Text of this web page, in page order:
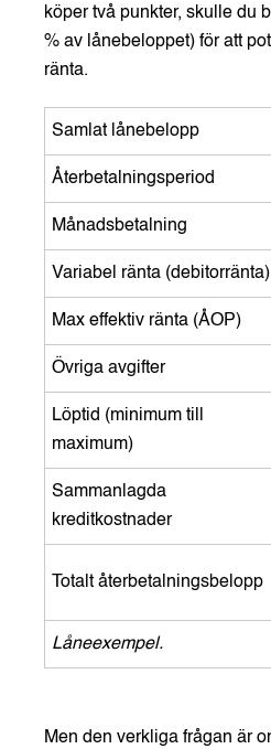
köper två punkter, skulle du
% av lånebeloppet) för att
ränta.
Samlat lånebelopp
Återbetalningsperiod
Månadsbetalning
Variabel ränta (debitorränta)
Max effektiv ränta (ÅOP)
Övriga avgifter
Löptid (minimum till
maximum)
Sammanlagda
kreditkostnader
Totalt återbetalningsbelopp
Låneexempel.
Men den verkliga frågan är